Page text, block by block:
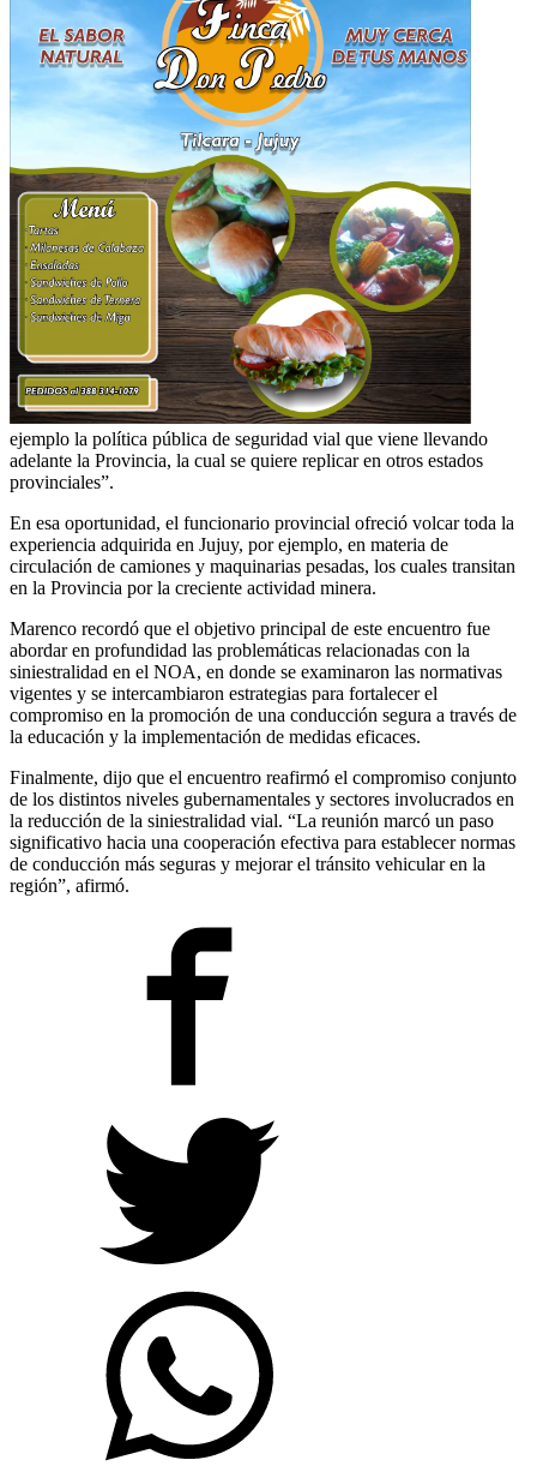
ejemplo la política pública de seguridad vial que viene llevando
adelante la Provincia, la cual se quiere replicar en otros estados
provinciales”.
En esa oportunidad, el funcionario provincial ofreció volcar toda la
experiencia adquirida en Jujuy, por ejemplo, en materia de
circulación de camiones y maquinarias pesadas, los cuales transitan
en la Provincia por la creciente actividad minera.
Marenco recordó que el objetivo principal de este encuentro fue
abordar en profundidad las problemáticas relacionadas con la
siniestralidad en el NOA, en donde se examinaron las normativas
vigentes y se intercambiaron estrategias para fortalecer el
compromiso en la promoción de una conducción segura a través de
la educación y la implementación de medidas eficaces.
Finalmente, dijo que el encuentro reafirmó el compromiso conjunto
de los distintos niveles gubernamentales y sectores involucrados en
la reducción de la siniestralidad vial. “La reunión marcó un paso
significativo hacia una cooperación efectiva para establecer normas
de conducción más seguras y mejorar el tránsito vehicular en la
región”, afirmó.